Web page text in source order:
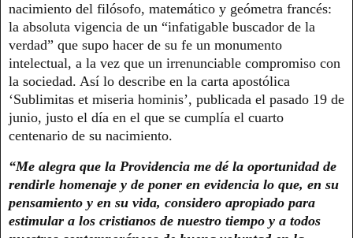
nacimiento del filósofo, matemático y geómetra francés:
la absoluta vigencia de un “infatigable buscador de la
verdad” que supo hacer de su fe un monumento
intelectual, a la vez que un irrenunciable compromiso con
la sociedad. Así lo describe en la carta apostólica
‘Sublimitas et miseria hominis’, publicada el pasado 19 de
junio, justo el día en el que se cumplía el cuarto
centenario de su nacimiento.
“Me alegra que la Providencia me dé la oportunidad de
rendirle homenaje y de poner en evidencia lo que, en su
pensamiento y en su vida, considero apropiado para
estimular a los cristianos de nuestro tiempo y a todos